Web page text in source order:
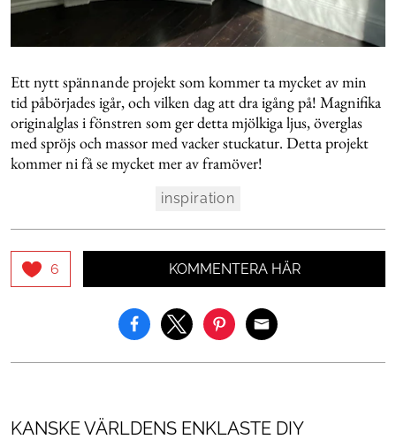
Ett nytt spännande projekt som kommer ta mycket av min
tid påbörjades igår, och vilken dag att dra igång på! Magnifika
originalglas i fönstren som ger detta mjölkiga ljus, överglas
med spröjs och massor med vacker stuckatur. Detta projekt
kommer ni få se mycket mer av framöver!
inspiration
6 KOMMENTERA HÄR
KANSKE VÄRLDENS ENKLASTE DIY